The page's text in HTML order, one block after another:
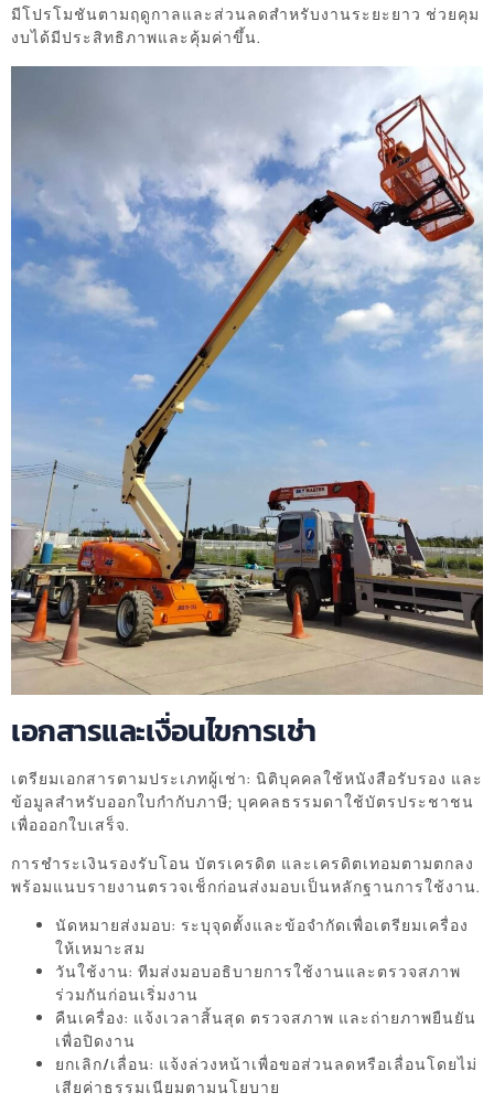
มีโปรโมชันตามฤดูกาลและส่วนลดสำหรับงานระยะยาว ช่วยคุม
งบได้มีประสิทธิภาพและคุ้มค่าขึ้น.
เอกสารและเงื่อนไขการเช่า
เตรียมเอกสารตามประเภทผู้เช่า: นิติบุคคลใช้หนังสือรับรอง และ
ข้อมูลสำหรับออกใบกำกับภาษี; บุคคลธรรมดาใช้บัตรประชาชน
เพื่อออกใบเสร็จ.
การชำระเงินรองรับโอน บัตรเครดิต และเครดิตเทอมตามตกลง
พร้อมแนบรายงานตรวจเช็กก่อนส่งมอบเป็นหลักฐานการใช้งาน.
นัดหมายส่งมอบ: ระบุจุดตั้งและข้อจำกัดเพื่อเตรียมเครื่อง
ให้เหมาะสม
วันใช้งาน: ทีมส่งมอบอธิบายการใช้งานและตรวจสภาพ
ร่วมกันก่อนเริ่มงาน
คืนเครื่อง: แจ้งเวลาสิ้นสุด ตรวจสภาพ และถ่ายภาพยืนยัน
เพื่อปิดงาน
ยกเลิก/เลื่อน: แจ้งล่วงหน้าเพื่อขอส่วนลดหรือเลื่อนโดยไม่
เสียค่าธรรมเนียมตามนโยบาย